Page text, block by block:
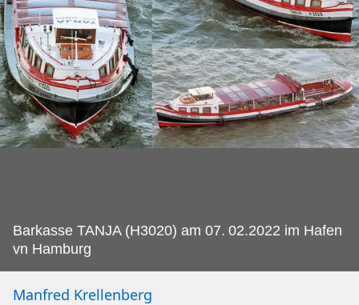
Barkasse TANJA (H3020) am 07. 02.2022 im Hafen
vn Hamburg
Manfred Krellenberg